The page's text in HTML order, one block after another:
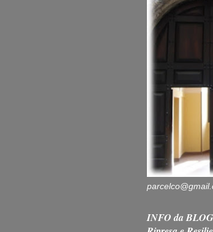
INFO da